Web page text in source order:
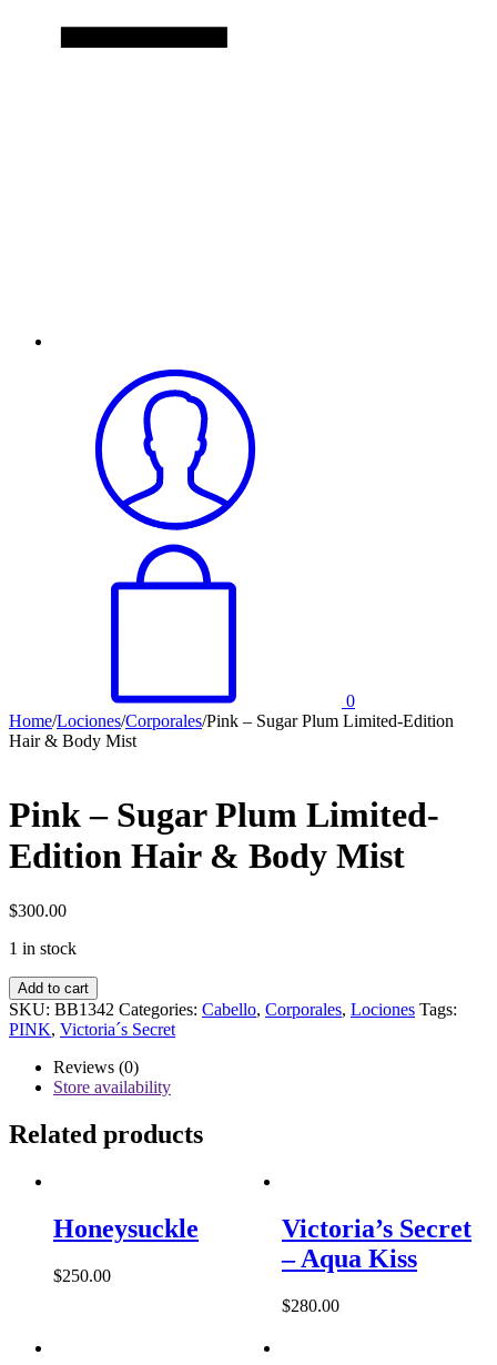
0
Home/Lociones/Corporales/Pink – Sugar Plum Limited-Edition
Hair & Body Mist
Pink – Sugar Plum Limited-
Edition Hair & Body Mist
$300.00
1 in stock
Pink
-
Sugar
Limited-
Edition
&
Body
quantity
Add to cart
SKU: BB1342 Categories: Cabello, Corporales, Lociones Tags:
PINK, Victoria´s Secret
Reviews (0)
Store availability
Related products
Honeysuckle
$250.00
Victoria’s Secret
– Aqua Kiss
$280.00